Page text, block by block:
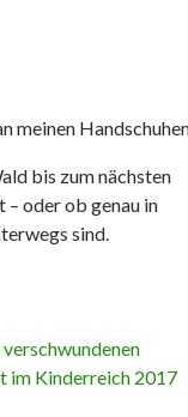
meinen
bis zum nächsten
– oder ob genau in
sind.
im Kinderreich 2017